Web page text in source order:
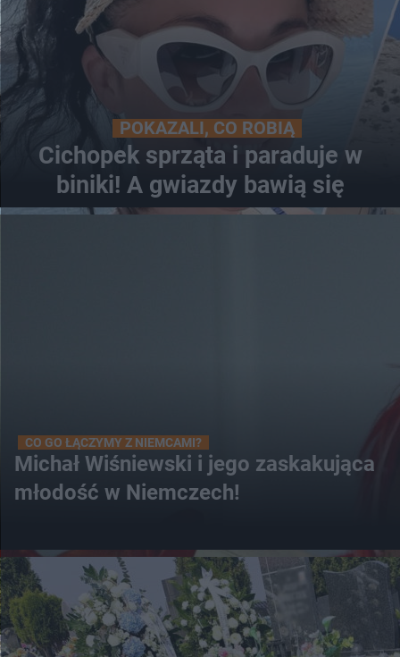
POKAZALI, CO ROBIĄ
Cichopek sprząta i paraduje w
biniki! A gwiazdy bawią się
CO GO ŁĄCZYMY Z NIEMCAMI?
Michał Wiśniewski i jego zaskakująca
młodość w Niemczech!